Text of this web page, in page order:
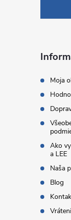
Moja
Ako
a LEE
Naša
Blog